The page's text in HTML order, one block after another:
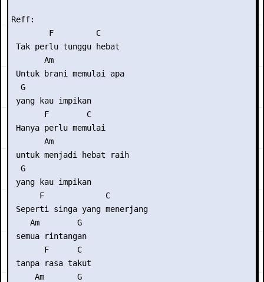
Reff:
        F         C
Tak perlu tunggu hebat
       Am
Untuk brani memulai apa
  G
yang kau impikan
       F        C
Hanya perlu memulai
       Am
untuk menjadi hebat raih
  G
yang kau impikan
      F             C
Seperti singa yang menerjang
    Am        G
semua rintangan
       F      C
tanpa rasa takut
     Am       G